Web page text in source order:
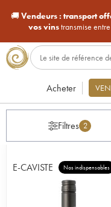
🚚Vendeurs : transport
vos vinstransmise
Acheter
Filtres 2
E-CAVISTE Nos indispensables